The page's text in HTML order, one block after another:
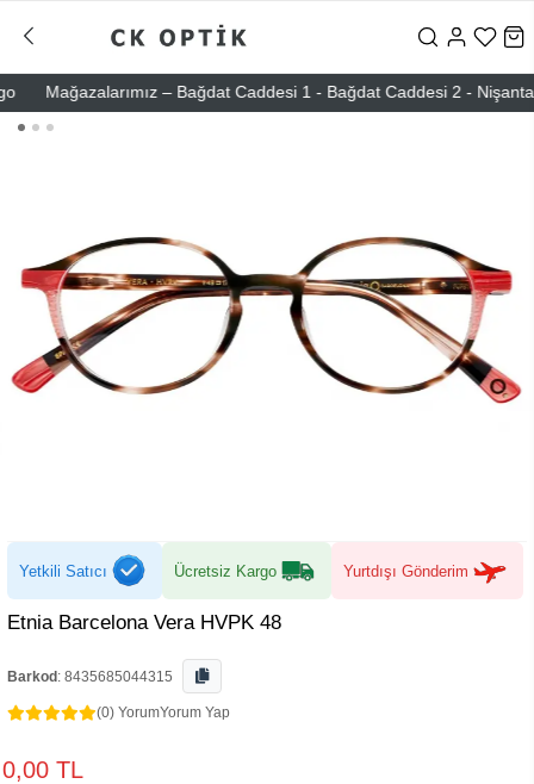
Mağazalarımız – Bağdat Caddesi 1 - Bağdat Caddesi 2 - Nişantaşı
Yetkili Satıcı Ücretsiz Kargo Yurtdışı Gönderim
Etnia Barcelona Vera HVPK 48
Barkod : 8435685044315
(0) YorumYorum Yap
0,00 TL